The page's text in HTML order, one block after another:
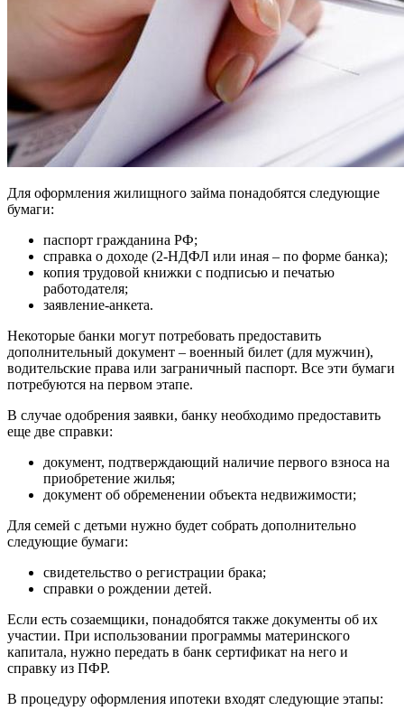
Для оформления жилищного займа понадобятся следующие
бумаги:
паспорт гражданина РФ;
справка о доходе (2-НДФЛ или иная – по форме банка);
копия трудовой книжки с подписью и печатью
работодателя;
заявление-анкета.
Некоторые банки могут потребовать предоставить
дополнительный документ – военный билет (для мужчин),
водительские права или заграничный паспорт. Все эти бумаги
потребуются на первом этапе.
В случае одобрения заявки, банку необходимо предоставить
еще две справки:
документ, подтверждающий наличие первого взноса на
приобретение жилья;
документ об обременении объекта недвижимости;
Для семей с детьми нужно будет собрать дополнительно
следующие бумаги:
свидетельство о регистрации брака;
справки о рождении детей.
Если есть созаемщики, понадобятся также документы об их
участии. При использовании программы материнского
капитала, нужно передать в банк сертификат на него и
справку из ПФР.
В процедуру оформления ипотеки входят следующие этапы: